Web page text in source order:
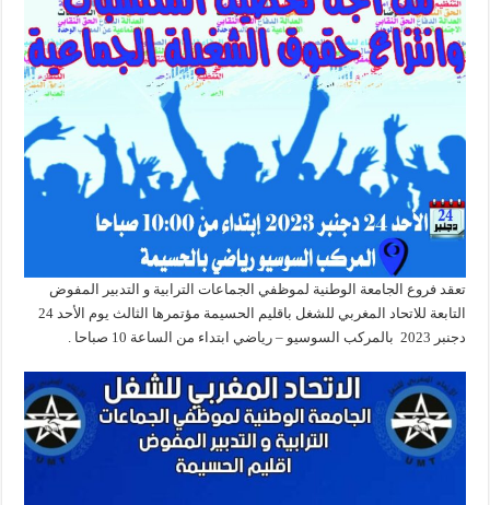
تعقد فروع الجامعة الوطنية لموظفي الجماعات الترابية و التدبير المفوض
التابعة للاتحاد المغربي للشغل باقليم الحسيمة مؤتمرها الثالث يوم الأحد 24
دجنبر 2023 بالمركب السوسيو – رياضي ابتداء من الساعة 10 صباحا .